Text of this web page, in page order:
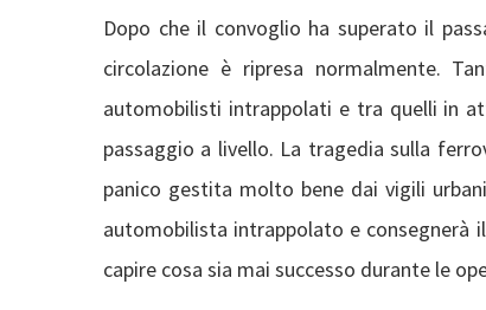
Dopo che il convoglio ha superato il
circolazione è ripresa normalmente.
automobilisti intrappolati e tra quelli in
passaggio a livello. La tragedia sulla
panico gestita molto bene dai vigili
automobilista intrappolato e consegnerà
capire cosa sia mai successo durante le